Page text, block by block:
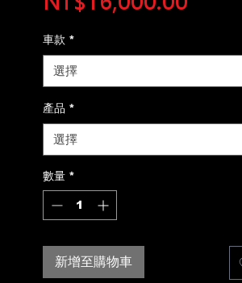
車款 *
選擇
產品 *
選擇
數量 *
新增至購物車